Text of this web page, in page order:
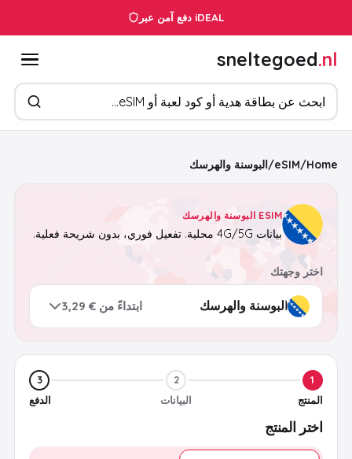
دفع آمن عبر iDEAL
خدمة العملاء 24/7
sneltegoed.nl
ابحث عن المنتجات
Home
/
eSIM
/البوسنة والهرسك
ESIM البوسنة والهرسك
بيانات 4G/5G محلية. تفعيل فوري، بدون شريحة فعلية.
اختر وجهتك
ابتداءً من € 3,29
1
المنتج
2
البيانات
3
الدفع
اختر المنتج